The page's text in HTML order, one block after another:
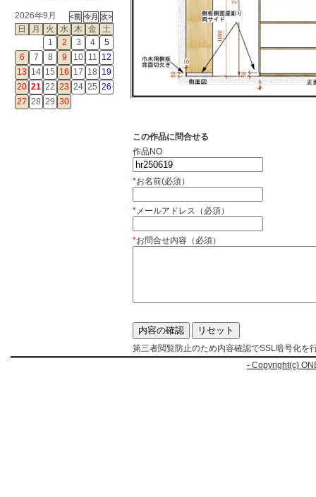
2026年9月
日
月 火 水 木 金
土
1
2 3 4
5
6
7 8 9 10 11 12
13 14 15 16 17 18 19
20 21 22 23 24 25 26
27 28 29 30
この作品に問合せる
作品NO
*お名前(必須）
*メールアドレス（必須）
*お問合せ内容（必須）
第三者閲覧防止のため内容確認でSSL暗号化を
- Copyright(c)